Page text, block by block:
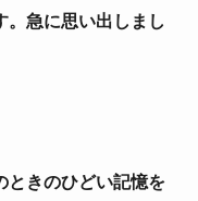
。急に思い出しまし
ときのひどい記憶を